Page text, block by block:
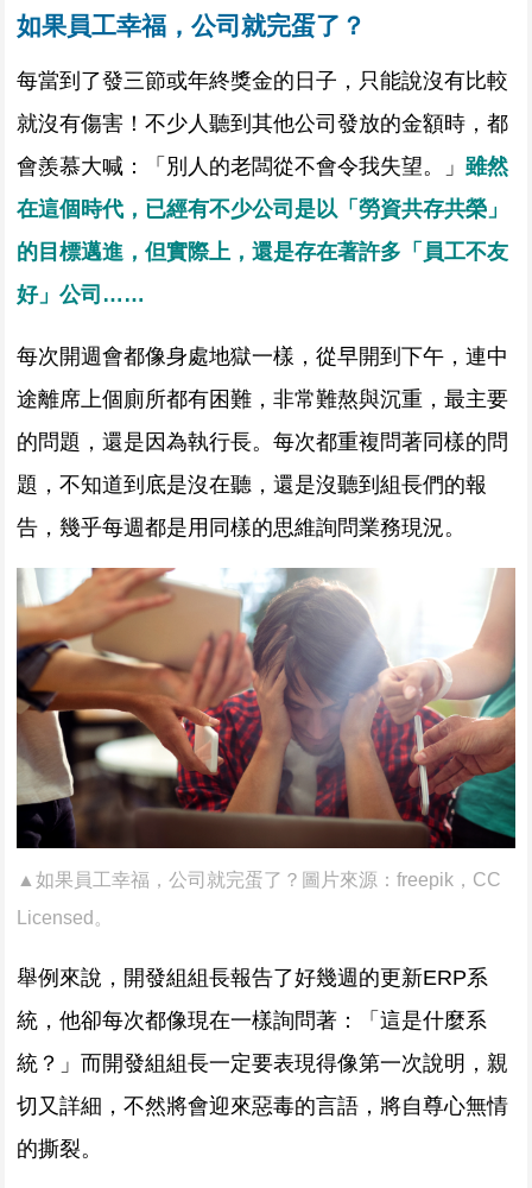
如果員工幸福，公司就完蛋了？
每當到了發三節或年終獎金的日子，只能說沒有比較
就沒有傷害！不少人聽到其他公司發放的金額時，都
會羨慕大喊：「別人的老闆從不會令我失望。」雖然
在這個時代，已經有不少公司是以「勞資共存共榮」
的目標邁進，但實際上，還是存在著許多「員工不友
好」公司……
每次開週會都像身處地獄一樣，從早開到下午，連中
途離席上個廁所都有困難，非常難熬與沉重，最主要
的問題，還是因為執行長。每次都重複問著同樣的問
題，不知道到底是沒在聽，還是沒聽到組長們的報
告，幾乎每週都是用同樣的思維詢問業務現況。
▲如果員工幸福，公司就完蛋了？圖片來源：freepik ，CC
Licensed。
舉例來說，開發組組長報告了好幾週的更新ERP系
統，他卻每次都像現在一樣詢問著：「這是什麼系
統？」而開發組組長一定要表現得像第一次說明，親
切又詳細，不然將會迎來惡毒的言語，將自尊心無情
的撕裂。